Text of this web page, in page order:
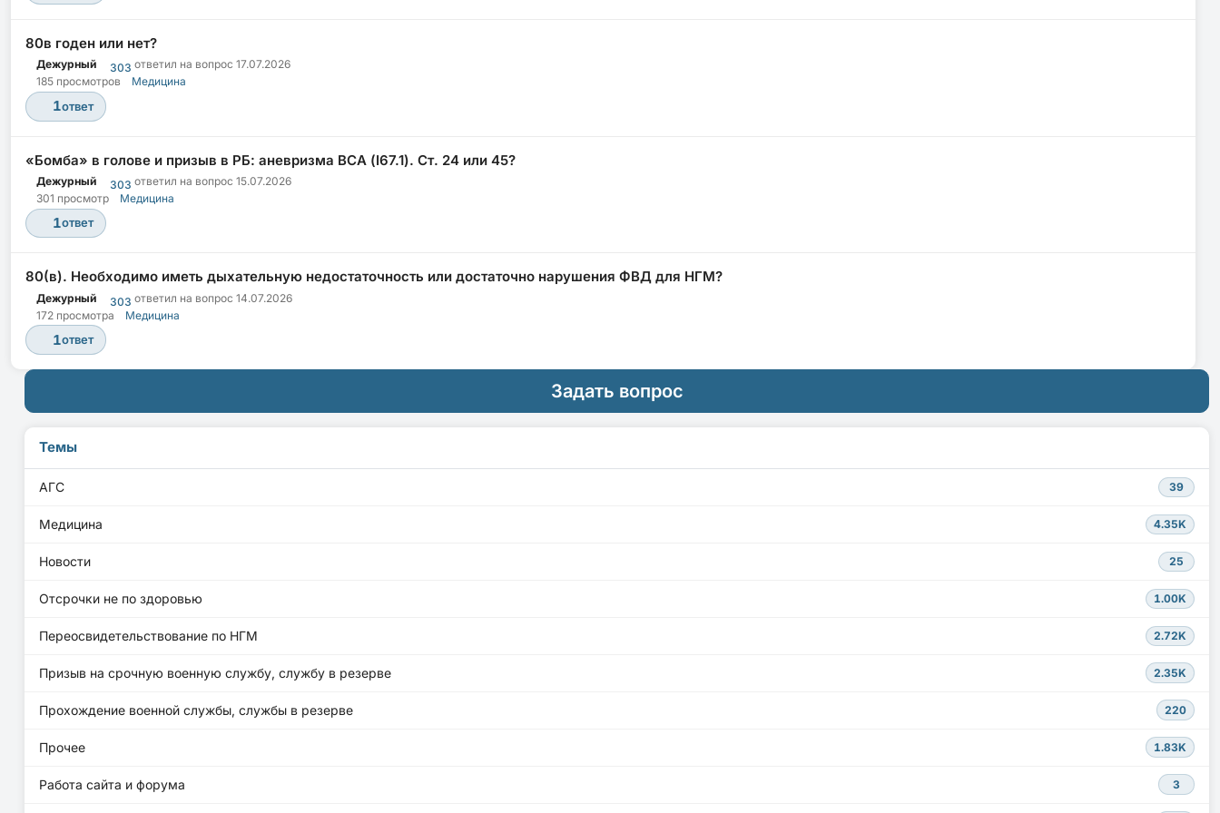
80в годен или нет?
Дежурный 303 ответил на вопрос 17.07.2026
185 просмотров
Медицина
1ответ
«Бомба» в голове и призыв в РБ: аневризма ВСА (I67.1). Ст. 24 или 45?
Дежурный 303 ответил на вопрос 15.07.2026
301 просмотр
Медицина
1ответ
80(в). Необходимо иметь дыхательную недостаточность или достаточно нарушения ФВД для НГМ?
Дежурный 303 ответил на вопрос 14.07.2026
172 просмотра
Медицина
1ответ
Задать вопрос
Темы
АГС 39
Медицина 4.35K
Новости 25
Отсрочки не по здоровью 1.00K
Переосвидетельствование по НГМ 2.72K
Призыв на срочную военную службу, службу в резерве 2.35K
Прохождение военной службы, службы в резерве 220
Прочее 1.83K
Работа сайта и форума 3